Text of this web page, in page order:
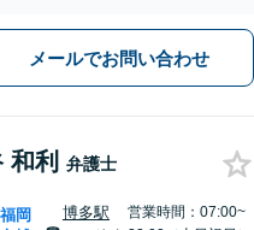
メールでお問い合わせ
和利 弁護士
福岡
博多駅
営業時間：07:00~